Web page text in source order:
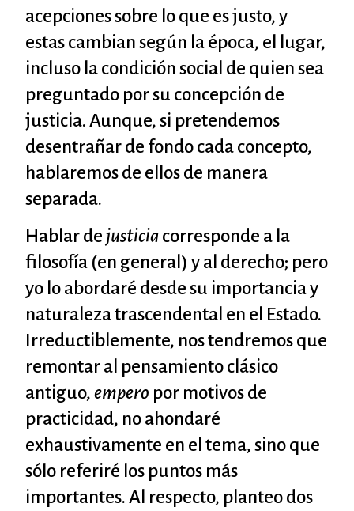
acepciones sobre lo que es justo, y
estas cambian según la época, el lugar,
incluso la condición social de quien sea
preguntado por su concepción de
justicia. Aunque, si pretendemos
desentrañar de fondo cada concepto,
hablaremos de ellos de manera
separada.
Hablar de justicia corresponde a la
filosofía (en general) y al derecho; pero
yo lo abordaré desde su importancia y
naturaleza trascendental en el Estado.
Irreductiblemente, nos tendremos que
remontar al pensamiento clásico
antiguo, empero por motivos de
practicidad, no ahondaré
exhaustivamente en el tema, sino que
sólo referiré los puntos más
importantes. Al respecto, planteo dos